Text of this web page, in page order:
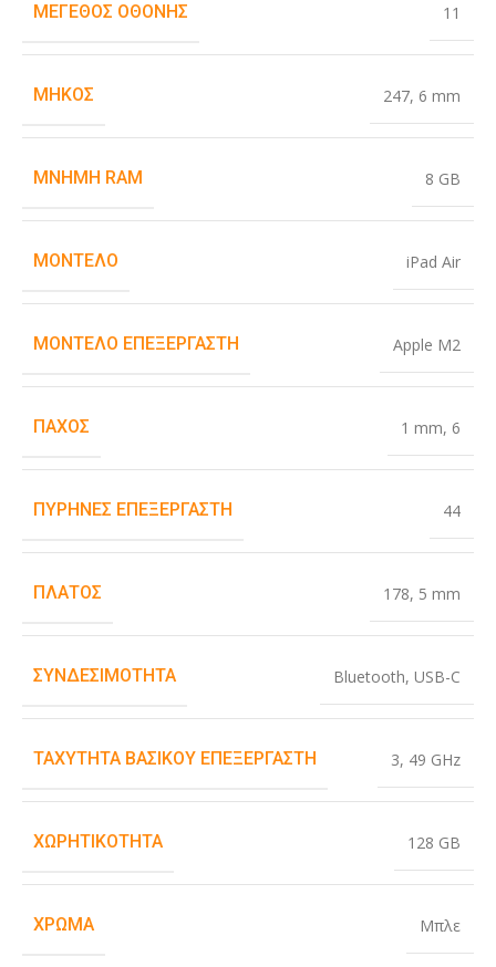
ΜΈΓΕΘΟΣ ΟΘΌΝΗΣ 11
ΜΉΚΟΣ 247, 6 mm
ΜΝΉΜΗ RAM 8 GB
ΜΟΝΤΈΛΟ iPad Air
ΜΟΝΤΈΛΟ ΕΠΕΞΕΡΓΑΣΤΉ Apple M2
ΠΆΧΟΣ 1 mm, 6
ΠΥΡΉΝΕΣ ΕΠΕΞΕΡΓΑΣΤΉ 44
ΠΛΆΤΟΣ 178, 5 mm
ΣΥΝΔΕΣΙΜΌΤΗΤΑ Bluetooth, USB-C
ΤΑΧΎΤΗΤΑ ΒΑΣΙΚΟΎ ΕΠΕΞΕΡΓΑΣΤΉ 3, 49 GHz
ΧΩΡΗΤΙΚΌΤΗΤΑ 128 GB
ΧΡΏΜΑ Μπλε